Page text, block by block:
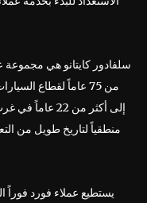
سلفادور كايتانو هي
من 75 عاماً لقطاع
إلى أكثر من
منطقياً لتاريخ طويل من
يستطيع عملاء فورد فوراً